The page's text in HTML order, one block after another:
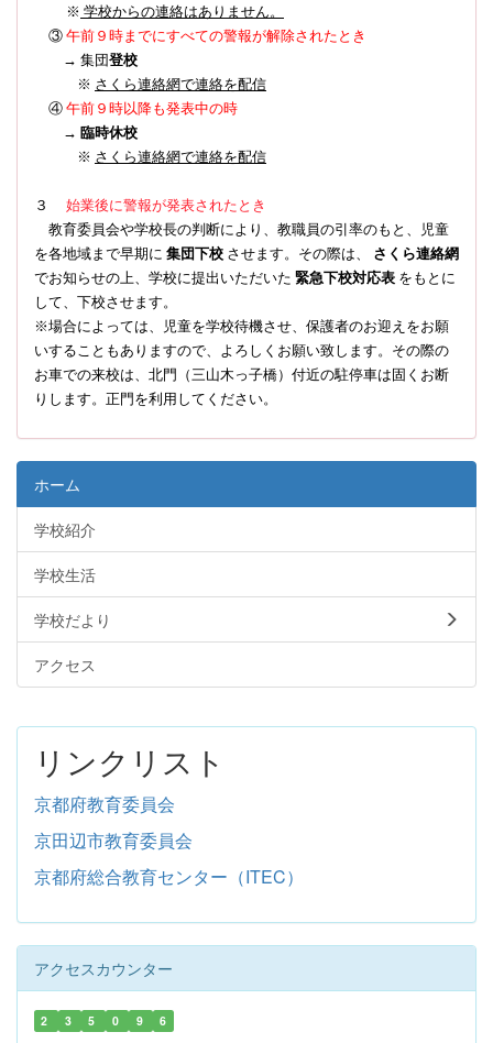
※ 学校からの連絡はありません。
③ 午前９時までにすべての警報が解除されたとき
→ 集団登校
※ さくら連絡網で連絡を配信
④ 午前９時以降も発表中の時
→ 臨時休校
※ さくら連絡網で連絡を配信
３ 始業後に警報が発表されたとき
教育委員会や学校長の判断により、教職員の引率のもと、児童
を各地域まで早期に 集団下校 させます。その際は、 さくら連絡網
でお知らせの上、学校に提出いただいた 緊急下校対応表 をもとに
して、下校させます。
※場合によっては、児童を学校待機させ、保護者のお迎えをお願
いすることもありますので、よろしくお願い致します。その際の
お車での来校は、北門（三山木っ子橋）付近の駐停車は固くお断
りします。正門を利用してください。
ホーム
学校紹介
学校生活
学校だより
アクセス
リンクリスト
京都府教育委員会
京田辺市教育委員会
京都府総合教育センター（ITEC）
アクセスカウンター
2 3 5 0 9 6